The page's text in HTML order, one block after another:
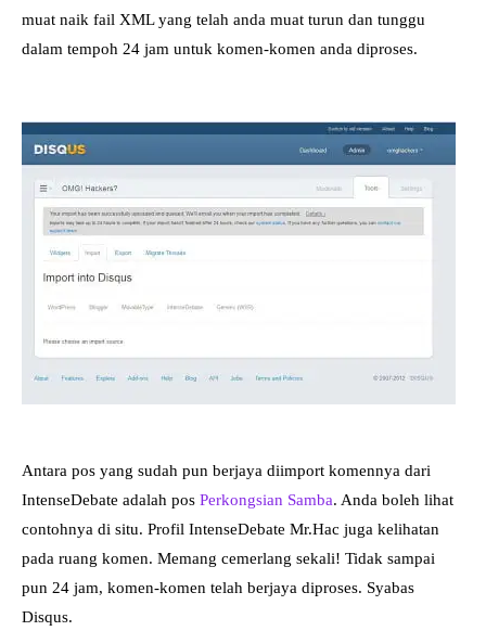
muat naik fail XML yang telah anda muat turun dan tunggu
dalam tempoh 24 jam untuk komen-komen anda diproses.
Antara pos yang sudah pun berjaya diimport komennya dari
IntenseDebate adalah pos Perkongsian Samba. Anda boleh lihat
contohnya di situ. Profil IntenseDebate Mr.Hac juga kelihatan
pada ruang komen. Memang cemerlang sekali! Tidak sampai
pun 24 jam, komen-komen telah berjaya diproses. Syabas
Disqus.